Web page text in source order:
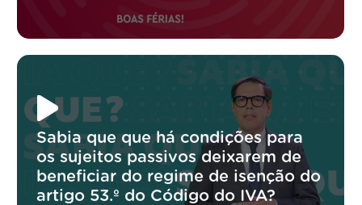
Sabia que que há condições para
os sujeitos passivos deixarem de
beneficiar do regime de isenção do
artigo 53.º do Código do IVA?